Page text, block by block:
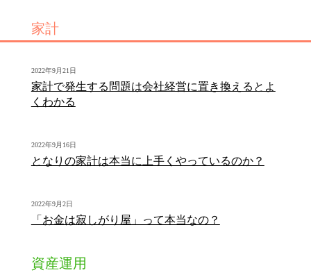
家計
2022年9月21日
家計で発生する問題は会社経営に置き換えるとよ
くわかる
2022年9月16日
となりの家計は本当に上手くやっているのか？
2022年9月2日
「お金は寂しがり屋」って本当なの？
資産運用